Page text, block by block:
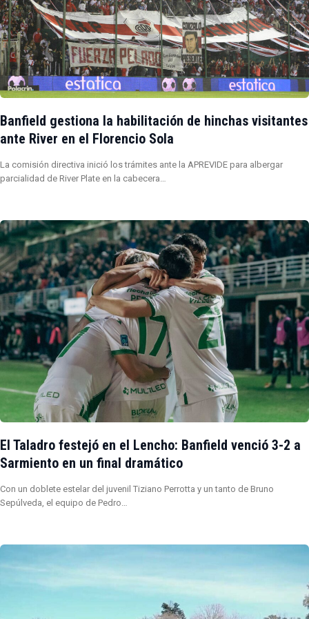
Banfield gestiona la habilitación de hinchas visitantes
ante River en el Florencio Sola
La comisión directiva inició los trámites ante la APREVIDE para albergar
parcialidad de River Plate en la cabecera…
El Taladro festejó en el Lencho: Banfield venció 3-2 a
Sarmiento en un final dramático
Con un doblete estelar del juvenil Tiziano Perrotta y un tanto de Bruno
Sepúlveda, el equipo de Pedro…